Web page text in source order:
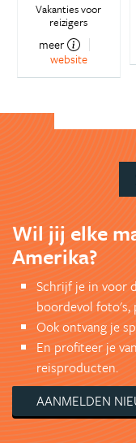
Vakanties voor
reizigers
meer
website
Wil jij elke
Amerika?
Schrijf je in voor
boordevol foto's,
Ook ontvang je
En profiteer je
reisproducten.
AANMELDEN